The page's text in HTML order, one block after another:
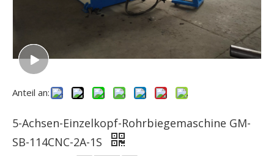
Anteil an:
5-Achsen-Einzelkopf-Rohrbiegemaschine GM-
SB-114CNC-2A-1S